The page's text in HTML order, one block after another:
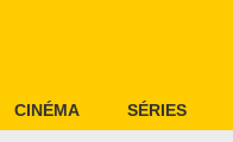
CINÉMA SÉRIES